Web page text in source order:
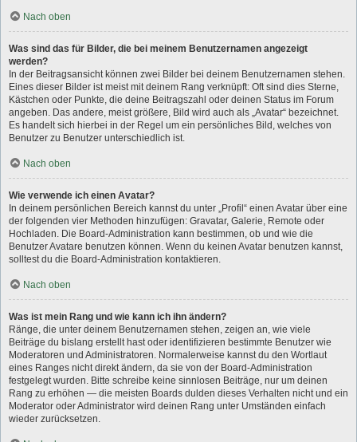
Nach oben
Was sind das für Bilder, die bei meinem Benutzernamen angezeigt
werden?
In der Beitragsansicht können zwei Bilder bei deinem Benutzernamen stehen.
Eines dieser Bilder ist meist mit deinem Rang verknüpft: Oft sind dies Sterne,
Kästchen oder Punkte, die deine Beitragszahl oder deinen Status im Forum
angeben. Das andere, meist größere, Bild wird auch als „Avatar“ bezeichnet.
Es handelt sich hierbei in der Regel um ein persönliches Bild, welches von
Benutzer zu Benutzer unterschiedlich ist.
Nach oben
Wie verwende ich einen Avatar?
In deinem persönlichen Bereich kannst du unter „Profil“ einen Avatar über eine
der folgenden vier Methoden hinzufügen: Gravatar, Galerie, Remote oder
Hochladen. Die Board-Administration kann bestimmen, ob und wie die
Benutzer Avatare benutzen können. Wenn du keinen Avatar benutzen kannst,
solltest du die Board-Administration kontaktieren.
Nach oben
Was ist mein Rang und wie kann ich ihn ändern?
Ränge, die unter deinem Benutzernamen stehen, zeigen an, wie viele
Beiträge du bislang erstellt hast oder identifizieren bestimmte Benutzer wie
Moderatoren und Administratoren. Normalerweise kannst du den Wortlaut
eines Ranges nicht direkt ändern, da sie von der Board-Administration
festgelegt wurden. Bitte schreibe keine sinnlosen Beiträge, nur um deinen
Rang zu erhöhen — die meisten Boards dulden dieses Verhalten nicht und ein
Moderator oder Administrator wird deinen Rang unter Umständen einfach
wieder zurücksetzen.